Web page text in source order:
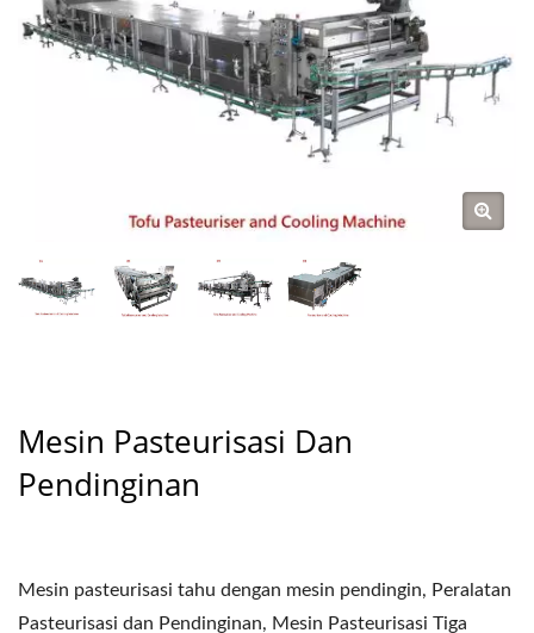
Mesin Pasteurisasi Dan
Pendinginan
Mesin pasteurisasi tahu dengan mesin pendingin, Peralatan
Pasteurisasi dan Pendinginan, Mesin Pasteurisasi Tiga